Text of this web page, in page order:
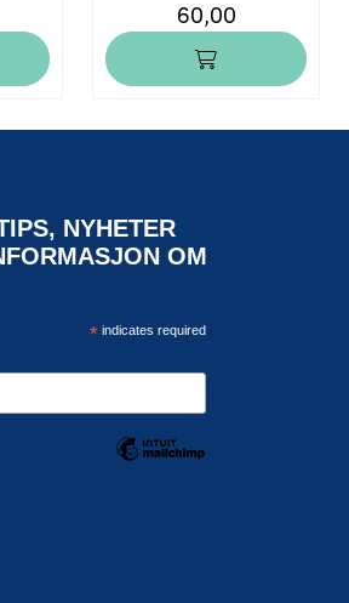
60,00
NYHETER
OM
*indicates required